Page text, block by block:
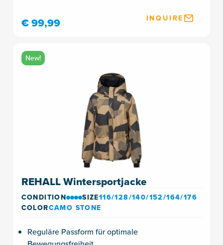
€ 99,99 INQUIRE
New!
REHALL Wintersportjacke
CONDITION SIZE116/128/140/152/164/176
COLORCAMO STONE
Reguläre Passform für optimale